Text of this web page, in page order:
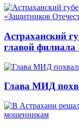
Астраханский
главой филиала
Глава МИД